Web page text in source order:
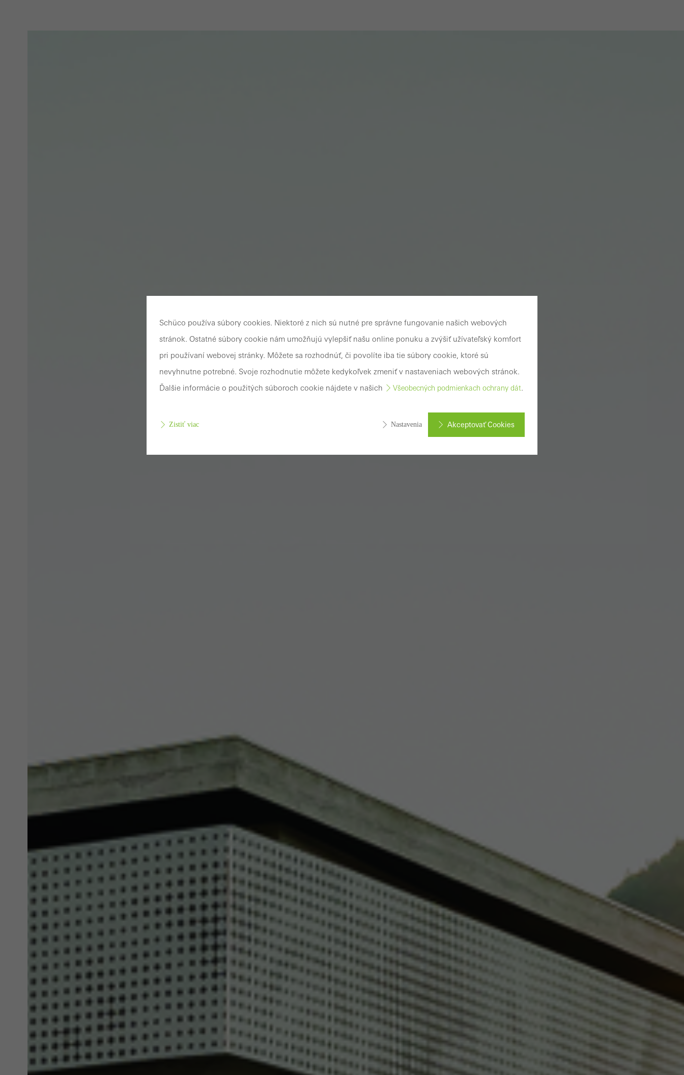
Schüco používa súbory cookies. Niektoré z nich sú nutné pre správne fungovanie našich webových
stránok. Ostatné súbory cookie nám umožňujú vylepšiť našu online ponuku a zvýšiť užívateľský komfort
pri používaní webovej stránky. Môžete sa rozhodnúť, či povolíte iba tie súbory cookie, ktoré sú
nevyhnutne potrebné. Svoje rozhodnutie môžete kedykoľvek zmeniť v nastaveniach webových stránok.
Ďalšie informácie o použitých súboroch cookie nájdete v našich
Všeobecných podmienkach ochrany dát.
Zistiť viac Nastavenia Akceptovať Cookies